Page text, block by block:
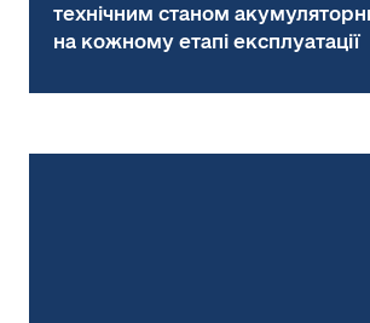
технічним станом
на кожному етапі експлуатації